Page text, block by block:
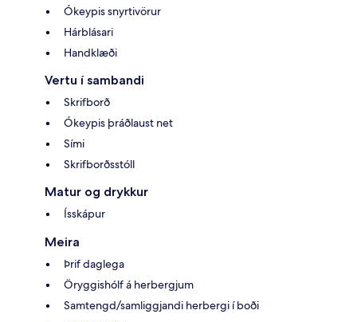
Ókeypis snyrtivörur
Hárblásari
Handklæði
Vertu í sambandi
Skrifborð
Ókeypis þráðlaust net
Sími
Skrifborðsstóll
Matur og drykkur
Ísskápur
Meira
Þrif daglega
Öryggishólf á herbergjum
Samtengd/samliggjandi herbergi í boði